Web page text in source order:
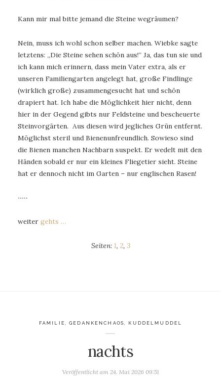
Kann mir mal bitte jemand die Steine wegräumen?
Nein, muss ich wohl schon selber machen. Wiebke sagte
letztens: „Die Steine sehen schön aus!“ Ja, das tun sie und
ich kann mich erinnern, dass mein Vater extra, als er
unseren Familiengarten angelegt hat, große Findlinge
(wirklich große) zusammengesucht hat und schön
drapiert hat. Ich habe die Möglichkeit hier nicht, denn
hier in der Gegend gibts nur Feldsteine und bescheuerte
Steinvorgärten. Aus diesen wird jegliches Grün entfernt.
Möglichst steril und Bienenunfreundlich. Sowieso sind
die Bienen manchen Nachbarn suspekt. Er wedelt mit den
Händen sobald er nur ein kleines Fliegetier sieht. Steine
hat er dennoch nicht im Garten – nur englischen Rasen!
∙∙∙∙∙
weiter gehts …
Seiten: 1, 2, 3
FAMILIE ,GEDANKENCHAOS KUDDELMUDDEL
nachts
Veröffentlicht am 24. Mai 2026 09:51